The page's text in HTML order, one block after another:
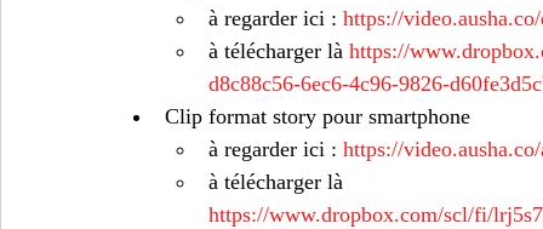
à regarder ici : https://
à télécharger là https://
d8c88c56-6ec6-4c96-9826-
Clip format story pour smartphone
à regarder ici : https://
à télécharger là
https://www.dropbox.com/scl/fi/